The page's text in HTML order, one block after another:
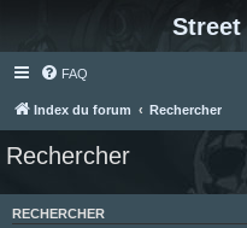
Street
FAQ
Index du forum Rechercher
Rechercher
RECHERCHER